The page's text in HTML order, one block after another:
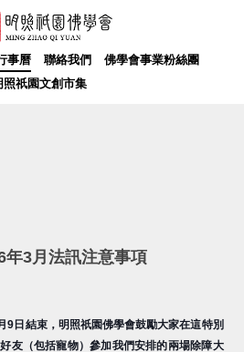
事曆 聯絡我們
佛學會事業粉絲團
照祇園文創市集
年3月法訊注意事項
9日結束，明照祇園佛學會鼓勵大家在這特別
友（包括寵物）參加我們安排的兩場除障大